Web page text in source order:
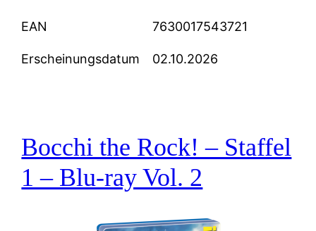
EAN 7630017543721
Erscheinungsdatum 02.10.2026
Bocchi the Rock! – Staffel
1 – Blu-ray Vol. 2